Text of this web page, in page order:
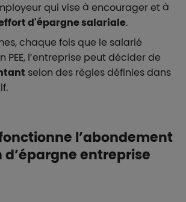
qui vise à encourager et à
d'épargne salariale.
chaque fois que le salarié
PEE, l’entreprise peut décider de
selon des règles définies dans
l’abondement
d’épargne entreprise